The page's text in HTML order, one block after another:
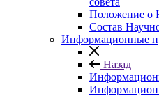
Положение о
Состав
Информационные
Назад